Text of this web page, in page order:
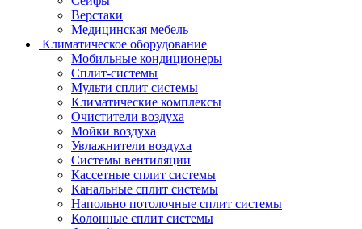
Верстаки
Медицинская мебель
Климатическое оборудование
Мобильные кондиционеры
Сплит-системы
Мульти сплит системы
Климатические комплексы
Очистители воздуха
Мойки воздуха
Увлажнители воздуха
Системы вентиляции
Кассетные сплит системы
Канальные сплит системы
Напольно потолочные сплит системы
Колонные сплит системы